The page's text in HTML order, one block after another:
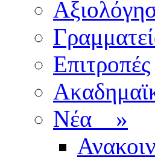
Επιτροπές
Νέα »